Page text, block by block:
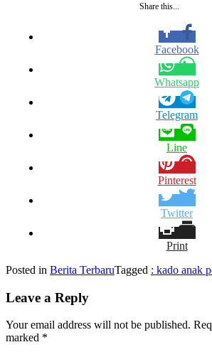
Share this...
Facebook
Whatsapp
Telegram
Line
Pinterest
Twitter
Print
Posted in Berita TerbaruTagged : kado anak
Leave a Reply
Your email address will not be published.
marked *